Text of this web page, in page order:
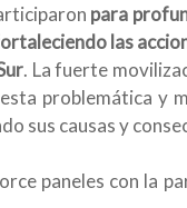
para
las
. La fuerte
problemática y
sus causas y
paneles con la